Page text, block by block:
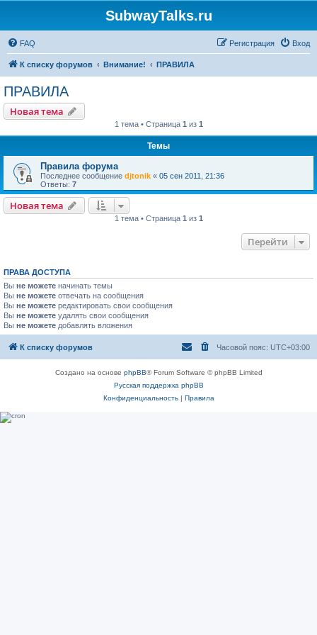
SubwayTalks.ru
FAQ Вход
Регистрация
К списку форумов Внимание! ПРАВИЛА
ПРАВИЛА
Новая тема
1 тема • Страница 1 из 1
Темы
Правила форума
Последнее сообщение djtonik « 05 сен 2011, 21:36
Ответы: 7
Новая тема
1 тема • Страница 1 из 1
Перейти
ПРАВА ДОСТУПА
Вы не можете начинать темы
Вы не можете отвечать на сообщения
Вы не можете редактировать свои сообщения
Вы не можете удалять свои сообщения
Вы не можете добавлять вложения
К списку форумов Часовой пояс: UTC+03:00
Создано на основе phpBB® Forum Software © phpBB Limited
Русская поддержка phpBB
Конфиденциальность| Правила